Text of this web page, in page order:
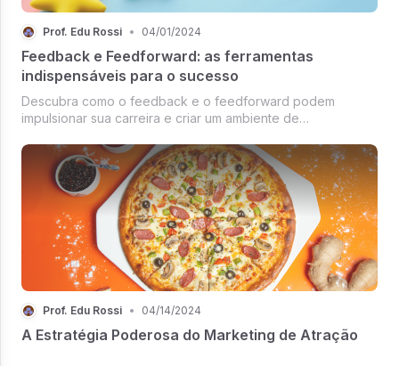
Prof. Edu Rossi • 04/01/2024
Feedback e Feedforward: as ferramentas
indispensáveis para o sucesso
Descubra como o feedback e o feedforward podem
impulsionar sua carreira e criar um ambiente de
Prof. Edu Rossi • 04/14/2024
A Estratégia Poderosa do Marketing de Atração